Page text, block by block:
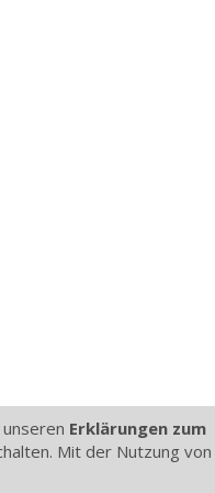
Erklärungen zum
Mit der Nutzung von